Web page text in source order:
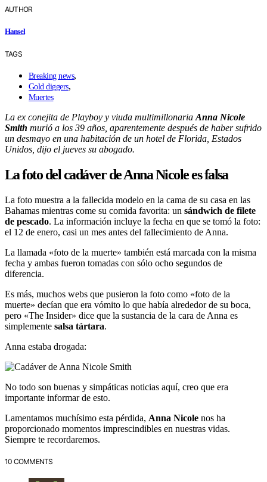
AUTHOR
Hansel
TAGS
Breaking news,
Gold diggers,
Muertes
La ex conejita de Playboy y viuda multimillonaria Anna Nicole
Smith murió a los 39 años, aparentemente después de haber sufrido
un desmayo en una habitación de un hotel de Florida, Estados
Unidos, dijo el jueves su abogado.
La foto del cadáver de Anna Nicole es falsa
La foto muestra a la fallecida modelo en la cama de su casa en las
Bahamas mientras come su comida favorita: un sándwich de filete
de pescado. La información incluye la fecha en que se tomó la foto:
el 12 de enero, casi un mes antes del fallecimiento de Anna.
La llamada «foto de la muerte» también está marcada con la misma
fecha y ambas fueron tomadas con sólo ocho segundos de
diferencia.
Es más, muchos webs que pusieron la foto como «foto de la
muerte» decían que era vómito lo que había alrededor de su boca,
pero «The Insider» dice que la sustancia de la cara de Anna es
simplemente salsa tártara.
Anna estaba drogada:
No todo son buenas y simpáticas noticias aquí, creo que era
importante informar de esto.
Lamentamos muchísimo esta pérdida, Anna Nicole nos ha
proporcionado momentos imprescindibles en nuestras vidas.
Siempre te recordaremos.
10 COMMENTS